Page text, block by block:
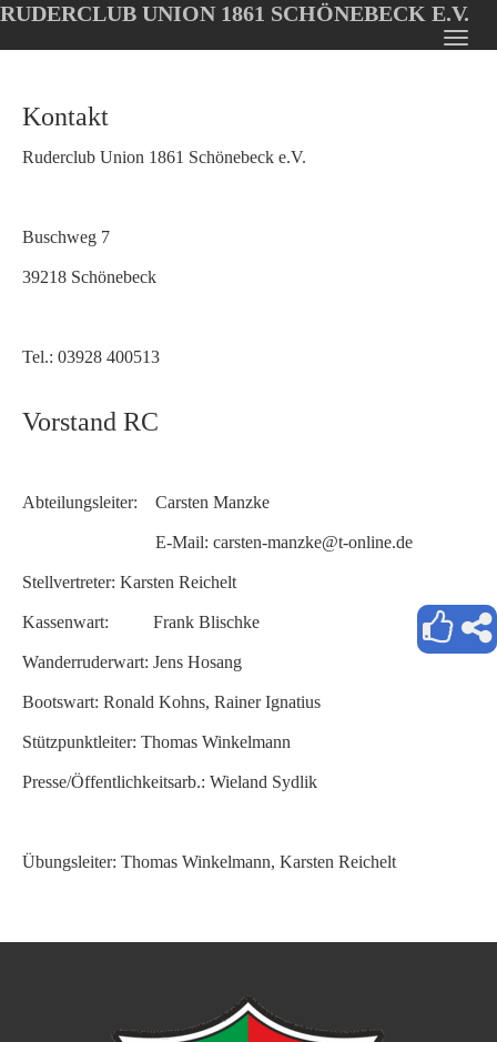
Oops, an error occurred! Code: 20260806203348f0d7db5b
main
RUDERCLUB UNION 1861 SCHÖNEBECK E.V.
Kontakt
Ruderclub Union 1861 Schönebeck e.V.
Buschweg 7
39218 Schönebeck
Tel.: 03928 400513
Vorstand RC
Abteilungsleiter: Carsten Manzke
E-Mail: carsten-manzke@t-online.de
Stellvertreter: Karsten Reichelt
Kassenwart: Frank Blischke
Wanderruderwart: Jens Hosang
Bootswart: Ronald Kohns, Rainer Ignatius
Stützpunktleiter: Thomas Winkelmann
Presse/Öffentlichkeitsarb.: Wieland Sydlik
Übungsleiter: Thomas Winkelmann, Karsten Reichelt